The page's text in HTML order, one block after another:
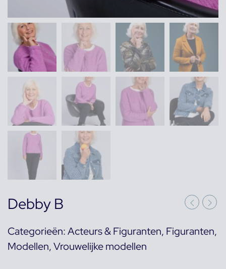
Debby B
Categorieën:Acteurs & Figuranten, Figuranten,
Modellen,Vrouwelijke modellen